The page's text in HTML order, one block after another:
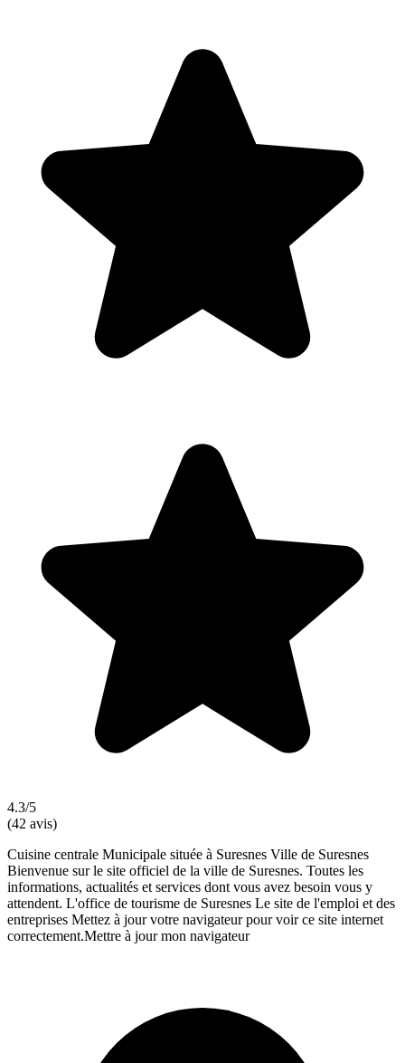
4.3/5
(42 avis)
Cuisine centrale Municipale située à Suresnes Ville de Suresnes
Bienvenue sur le site officiel de la ville de Suresnes. Toutes les
informations, actualités et services dont vous avez besoin vous y
attendent. L'office de tourisme de Suresnes Le site de l'emploi et des
entreprises Mettez à jour votre navigateur pour voir ce site internet
correctement.Mettre à jour mon navigateur